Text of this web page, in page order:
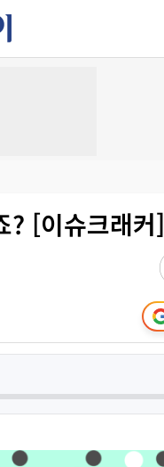
? [이슈크래커]